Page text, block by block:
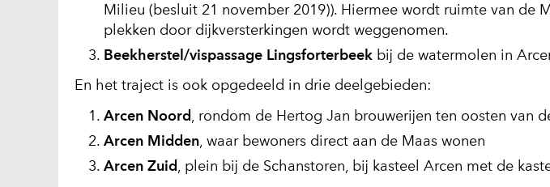
Milieu (besluit 21 november 2019)). Hiermee wordt ruimte van de
plekken door dijkversterkingen wordt weggenomen.
Beekherstel/vispassage Lingsforterbeek bij de watermolen in
En het traject is ook opgedeeld in drie deelgebieden:
Arcen Noord , rondom de Hertog Jan brouwerijen ten oosten van
Arcen Midden, waar bewoners direct aan de Maas wonen
Arcen Zuid , plein bij de Schanstoren, bij kasteel Arcen met de